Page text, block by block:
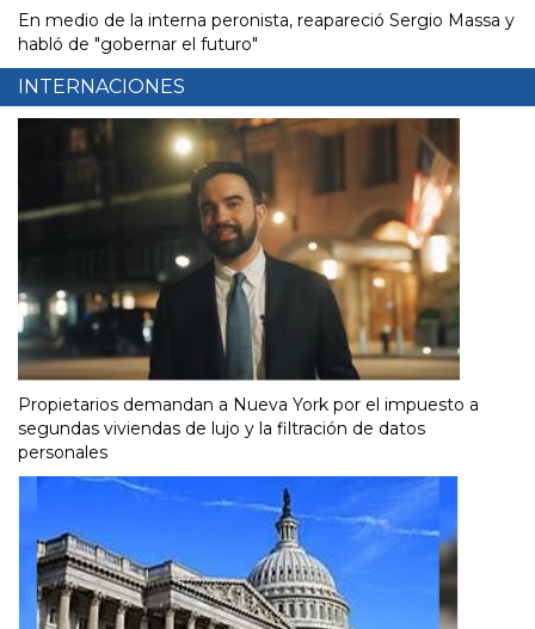
En medio de la interna peronista, reapareció Sergio Massa y
habló de "gobernar el futuro"
INTERNACIONES
Propietarios demandan a Nueva York por el impuesto a
segundas viviendas de lujo y la filtración de datos
personales